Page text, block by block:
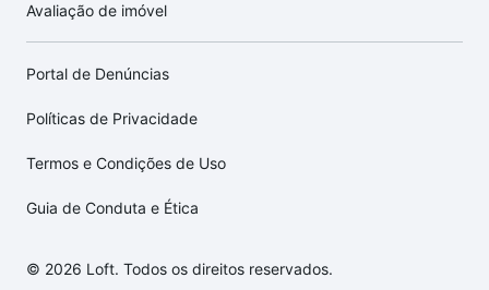
Avaliação de imóvel
Portal de Denúncias
Políticas de Privacidade
Termos e Condições de Uso
Guia de Conduta e Ética
© 2026 Loft. Todos os direitos reservados.